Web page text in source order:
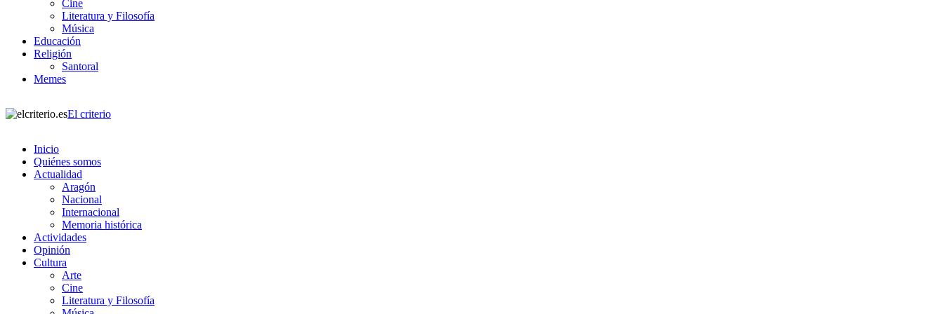
Cine
Literatura y Filosofía
Música
Educación
Religión
Santoral
Memes
El criterio
Inicio
Quiénes somos
Actualidad
Aragón
Nacional
Internacional
Memoria histórica
Actividades
Opinión
Cultura
Arte
Cine
Literatura y Filosofía